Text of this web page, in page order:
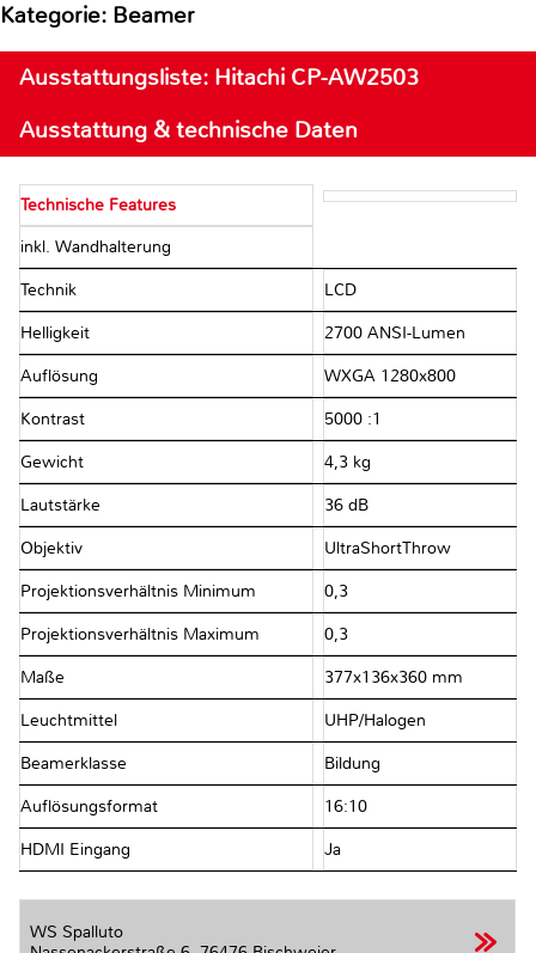
Kategorie: Beamer
Ausstattungsliste: Hitachi CP-AW2503
Ausstattung & technische Daten
Technische Features
inkl. Wandhalterung
Technik LCD
Helligkeit 2700 ANSI-Lumen
Auflösung WXGA 1280x800
Kontrast 5000 :1
Gewicht 4,3 kg
Lautstärke 36 dB
Objektiv UltraShortThrow
Projektionsverhältnis Minimum 0,3
Projektionsverhältnis Maximum 0,3
Maße 377x136x360 mm
Leuchtmittel UHP/Halogen
Beamerklasse Bildung
Auflösungsformat 16:10
HDMI Eingang Ja
WS Spalluto